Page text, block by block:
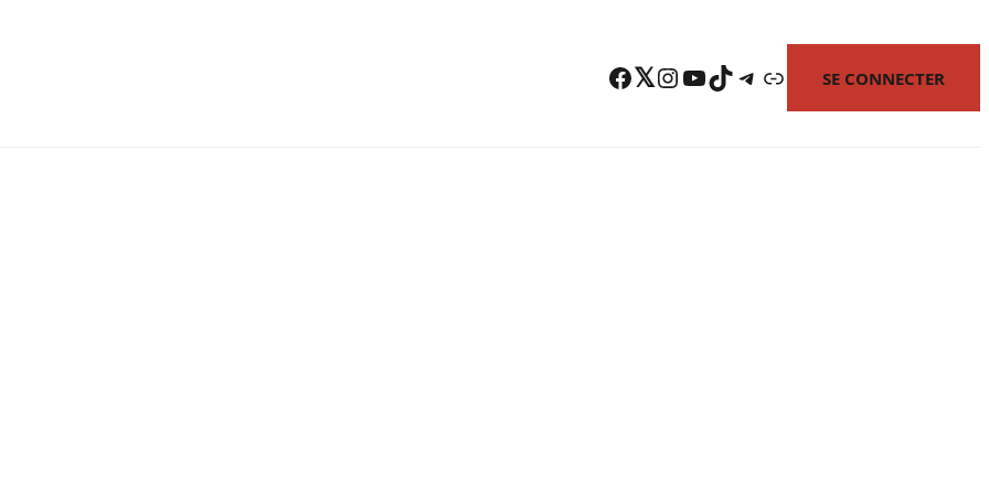
Facebook Twitter Instagram YouTube TikTok Telegram Lien SE CONNECTER